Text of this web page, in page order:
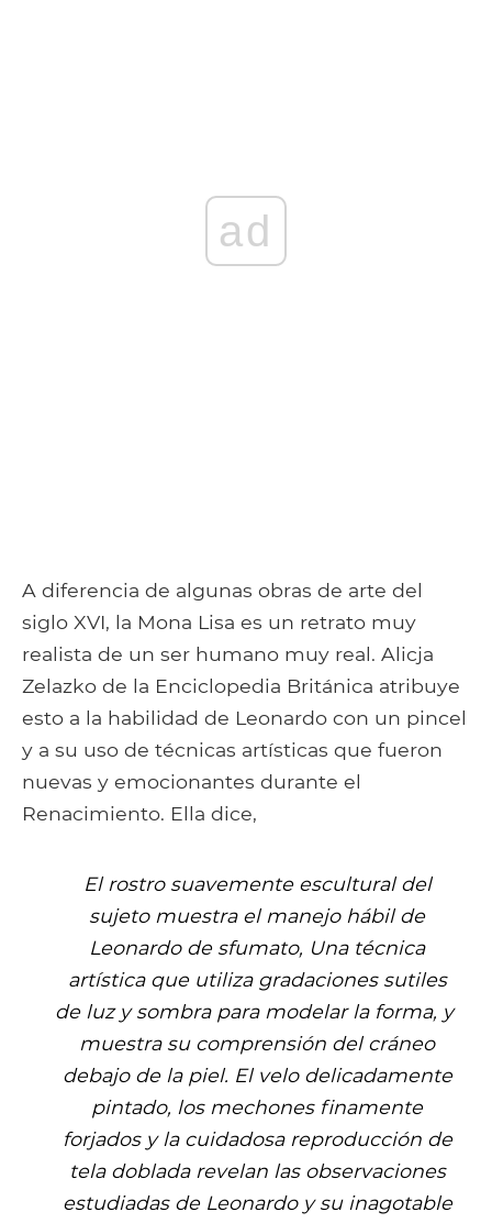
ad
A diferencia de algunas obras de arte del
siglo XVI, la Mona Lisa es un retrato muy
realista de un ser humano muy real. Alicja
Zelazko de la Enciclopedia Británica atribuye
esto a la habilidad de Leonardo con un pincel
y a su uso de técnicas artísticas que fueron
nuevas y emocionantes durante el
Renacimiento. Ella dice,
El rostro suavemente escultural del
sujeto muestra el manejo hábil de
Leonardo de sfumato, Una técnica
artística que utiliza gradaciones sutiles
de luz y sombra para modelar la forma, y ​​
muestra su comprensión del cráneo
debajo de la piel. El velo delicadamente
pintado, los mechones finamente
forjados y la cuidadosa reproducción de
tela doblada revelan las observaciones
estudiadas de Leonardo y su inagotable